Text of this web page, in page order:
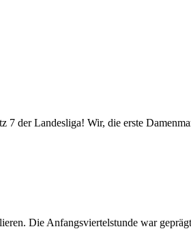
der Landesliga! Wir, die erste
Die Anfangsviertelstunde war